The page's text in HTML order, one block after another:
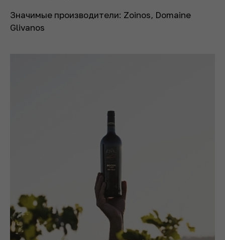
Значимые производители: Zoinos, Domaine
Glivanos